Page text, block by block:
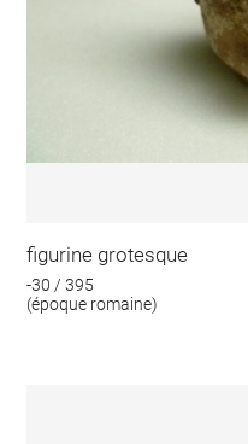
figurine grotesque
-30 / 395
(époque romaine)